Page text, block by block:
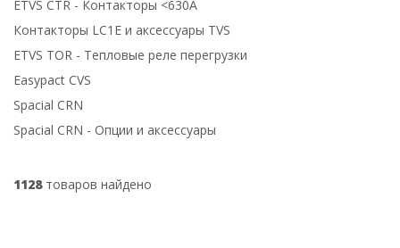
ETVS CTR - Контакторы <630A
Контакторы LC1E и аксесcуары TVS
ETVS TOR - Тепловые реле перегрузки
Easypact CVS
Spacial CRN
Spacial CRN - Опции и аксессуары
1128товаров найдено